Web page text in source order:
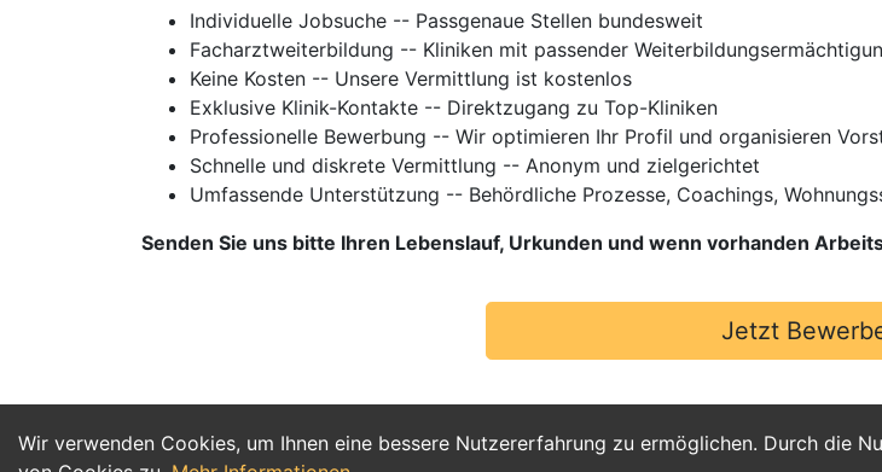
Wir verwenden Cookies, um Ihnen eine bessere Nutzererfahrung zu ermöglichen. Durch die
Individuelle Jobsuche -- Passgenaue Stellen bundesweit
Facharztweiterbildung -- Kliniken mit passender
Keine Kosten -- Unsere Vermittlung ist kostenlos
Exklusive Klinik-Kontakte -- Direktzugang zu Top-Kliniken
Professionelle Bewerbung -- Wir optimieren Ihr Profil und organisieren
Schnelle und diskrete Vermittlung -- Anonym und zielgerichtet
Umfassende Unterstützung -- Behördliche Prozesse, Coachings,
Senden Sie uns bitte Ihren Lebenslauf, Urkunden und wenn vorhanden
Jetzt